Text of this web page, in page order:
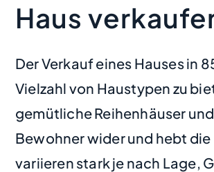
Haus
Der Verkauf eines Hauses in
Vielzahl von Haustypen zu
gemütliche Reihenhäuser
Bewohner wider und hebt
variieren stark je nach Lage,